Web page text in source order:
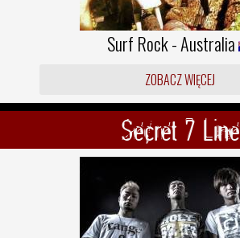
Surf Rock - Australia
ZOBACZ WIĘCEJ
Secret 7 Line